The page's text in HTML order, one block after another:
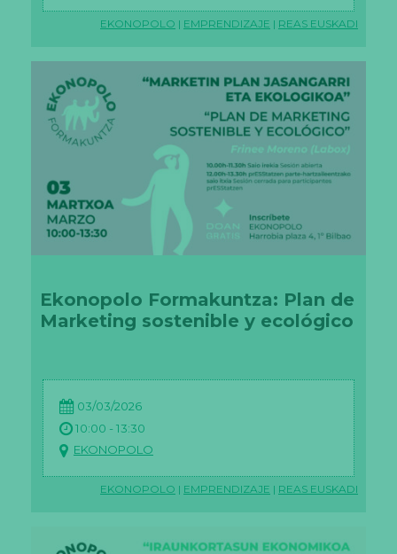
EKONOPOLO | EMPRENDIZAJE | REAS EUSKADI
Ekonopolo Formakuntza: Plan de
Marketing sostenible y ecológico
03/03/2026
10:00 - 13:30
EKONOPOLO
EKONOPOLO | EMPRENDIZAJE | REAS EUSKADI